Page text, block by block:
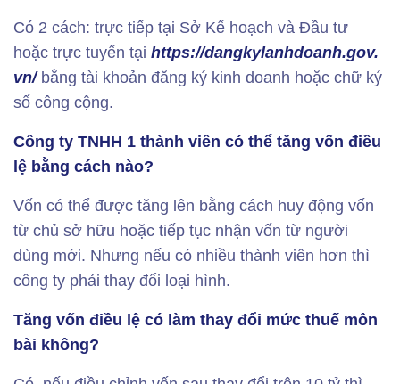
Có 2 cách: trực tiếp tại Sở Kế hoạch và Đầu tư
hoặc trực tuyến tại https://dangkylanhdoanh.gov.
vn/bằng tài khoản đăng ký kinh doanh hoặc chữ ký
số công cộng.
Công ty TNHH 1 thành viên có thể tăng vốn điều
lệ bằng cách nào?
Vốn có thể được tăng lên bằng cách huy động vốn
từ chủ sở hữu hoặc tiếp tục nhận vốn từ người
dùng mới. Nhưng nếu có nhiều thành viên hơn thì
công ty phải thay đổi loại hình.
Tăng vốn điều lệ có làm thay đổi mức thuế môn
bài không?